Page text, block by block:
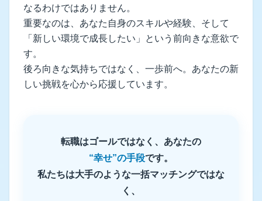
なるわけではありません。
重要なのは、あなた自身のスキルや経験、そして
「新しい環境で成長したい」という前向きな意欲で
す。
後ろ向きな気持ちではなく、一歩前へ。あなたの新
しい挑戦を心から応援しています。
転職はゴールではなく、あなたの
“幸せ”の手段です。
私たちは大手のような一括マッチングではな
く、